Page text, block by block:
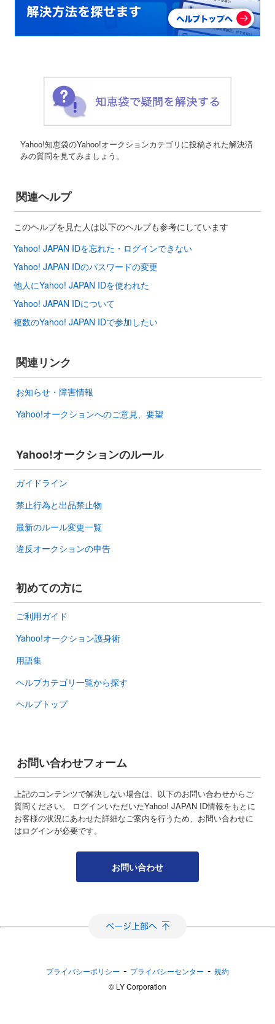
Yahoo!知恵袋のYahoo!オークションカテゴリに投稿された解決済
みの質問を見てみましょう。
関連ヘルプ
このヘルプを見た人は以下のヘルプも参考にしています
Yahoo! JAPAN IDを忘れた・ログインできない
Yahoo! JAPAN IDのパスワードの変更
他人にYahoo! JAPAN IDを使われた
Yahoo! JAPAN IDについて
複数のYahoo! JAPAN IDで参加したい
関連リンク
お知らせ・障害情報
Yahoo!オークションへのご意見、要望
Yahoo!オークションのルール
ガイドライン
禁止行為と出品禁止物
最新のルール変更一覧
違反オークションの申告
初めての方に
ご利用ガイド
Yahoo!オークション護身術
用語集
ヘルプカテゴリ一覧から探す
ヘルプトップ
お問い合わせフォーム
上記のコンテンツで解決しない場合は、以下のお問い合わせからご
質問ください。 ログインいただいたYahoo! JAPAN ID情報をもとに
お客様の状況にあわせた詳細なご案内を行うため、お問い合わせに
はログインが必要です。
お問い合わせ
プライバシーポリシー - プライバシーセンター - 規約
©︎ LY Corporation